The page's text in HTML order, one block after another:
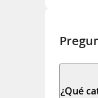
¿Qué